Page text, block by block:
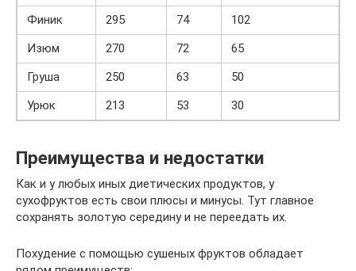
Финик
295 74
102
Изюм
270 72
65
Груша
250 63
50
Урюк
213 53 30
Преимущества и недостатки
Как и у любых иных диетических продуктов, у
сухофруктов есть свои плюсы и минусы. Тут главное
сохранять золотую середину и не переедать их.
Похудение с помощью сушеных фруктов обладает